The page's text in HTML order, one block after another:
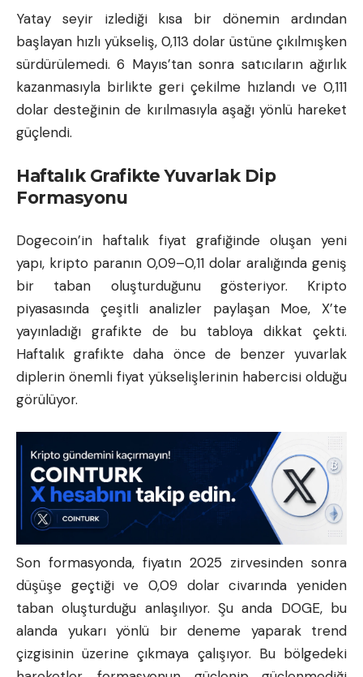
Yatay seyir izlediği kısa bir dönemin ardından
başlayan hızlı yükseliş, 0,113 dolar üstüne çıkılmışken
sürdürülemedi. 6 Mayıs’tan sonra satıcıların ağırlık
kazanmasıyla birlikte geri çekilme hızlandı ve 0,111
dolar desteğinin de kırılmasıyla aşağı yönlü hareket
güçlendi.
Haftalık Grafikte Yuvarlak Dip
Formasyonu
Dogecoin’in haftalık fiyat grafiğinde oluşan yeni
yapı, kripto paranın 0,09–0,11 dolar aralığında geniş
bir taban oluşturduğunu gösteriyor. Kripto
piyasasında çeşitli analizler paylaşan Moe, X’te
yayınladığı grafikte de bu tabloya dikkat çekti.
Haftalık grafikte daha önce de benzer yuvarlak
diplerin önemli fiyat yükselişlerinin habercisi olduğu
görülüyor.
Son formasyonda, fiyatın 2025 zirvesinden sonra
düşüşe geçtiği ve 0,09 dolar civarında yeniden
taban oluşturduğu anlaşılıyor. Şu anda DOGE, bu
alanda yukarı yönlü bir deneme yaparak trend
çizgisinin üzerine çıkmaya çalışıyor. Bu bölgedeki